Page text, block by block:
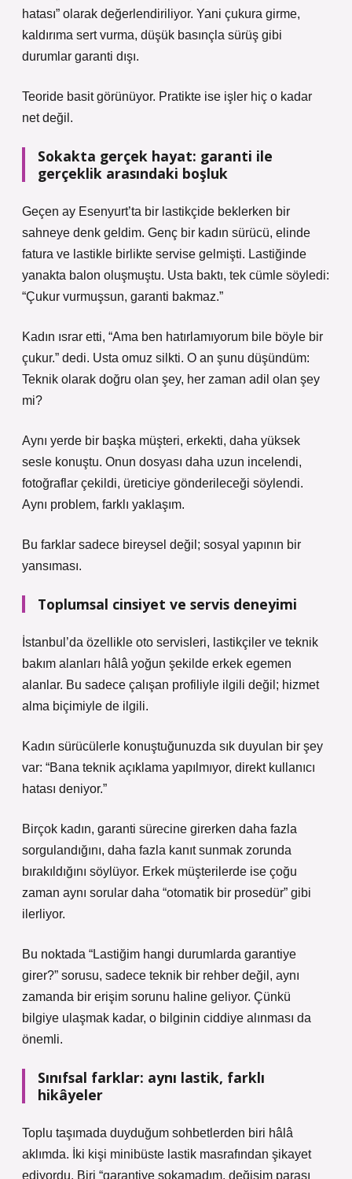
hatası” olarak değerlendiriliyor. Yani çukura girme,
kaldırıma sert vurma, düşük basınçla sürüş gibi
durumlar garanti dışı.
Teoride basit görünüyor. Pratikte ise işler hiç o kadar
net değil.
Sokakta gerçek hayat: garanti ile
gerçeklik arasındaki boşluk
Geçen ay Esenyurt’ta bir lastikçide beklerken bir
sahneye denk geldim. Genç bir kadın sürücü, elinde
fatura ve lastikle birlikte servise gelmişti. Lastiğinde
yanakta balon oluşmuştu. Usta baktı, tek cümle söyledi:
“Çukur vurmuşsun, garanti bakmaz.”
Kadın ısrar etti, “Ama ben hatırlamıyorum bile böyle bir
çukur.” dedi. Usta omuz silkti. O an şunu düşündüm:
Teknik olarak doğru olan şey, her zaman adil olan şey
mi?
Aynı yerde bir başka müşteri, erkekti, daha yüksek
sesle konuştu. Onun dosyası daha uzun incelendi,
fotoğraflar çekildi, üreticiye gönderileceği söylendi.
Aynı problem, farklı yaklaşım.
Bu farklar sadece bireysel değil; sosyal yapının bir
yansıması.
Toplumsal cinsiyet ve servis deneyimi
İstanbul’da özellikle oto servisleri, lastikçiler ve teknik
bakım alanları hâlâ yoğun şekilde erkek egemen
alanlar. Bu sadece çalışan profiliyle ilgili değil; hizmet
alma biçimiyle de ilgili.
Kadın sürücülerle konuştuğunuzda sık duyulan bir şey
var: “Bana teknik açıklama yapılmıyor, direkt kullanıcı
hatası deniyor.”
Birçok kadın, garanti sürecine girerken daha fazla
sorgulandığını, daha fazla kanıt sunmak zorunda
bırakıldığını söylüyor. Erkek müşterilerde ise çoğu
zaman aynı sorular daha “otomatik bir prosedür” gibi
ilerliyor.
Bu noktada “Lastiğim hangi durumlarda garantiye
girer?” sorusu, sadece teknik bir rehber değil, aynı
zamanda bir erişim sorunu haline geliyor. Çünkü
bilgiye ulaşmak kadar, o bilginin ciddiye alınması da
önemli.
Sınıfsal farklar: aynı lastik, farklı
hikâyeler
Toplu taşımada duyduğum sohbetlerden biri hâlâ
aklımda. İki kişi minibüste lastik masrafından şikayet
ediyordu. Biri “garantiye sokamadım, değişim parası